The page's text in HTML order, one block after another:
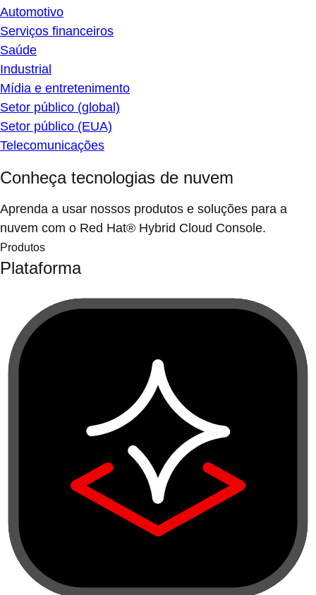
Automotivo
Serviços financeiros
Saúde
Industrial
Mídia e entretenimento
Setor público (global)
Setor público (EUA)
Telecomunicações
Conheça tecnologias de nuvem
Aprenda a usar nossos produtos e soluções para a
nuvem com o Red Hat® Hybrid Cloud Console.
Produtos
Plataforma